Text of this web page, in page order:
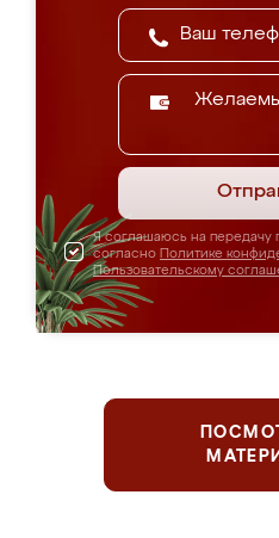
Я соглашаюсь на передачу
согласно Политике
Пользовательскому